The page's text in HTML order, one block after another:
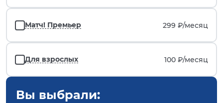
Матч! Премьер 299 ₽/месяц
Для взрослых 100 ₽/месяц
Вы выбрали: